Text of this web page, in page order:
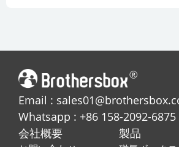
Email :
Whatsapp : +86 158-2092-6875
会社概要
製品